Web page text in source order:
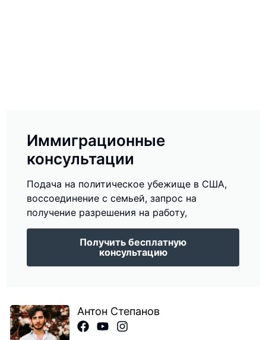
Иммиграционные
консультации
Подача на политическое убежище в США,
воссоединение с семьей, запрос на
получение разрешения на работу,
Получить бесплатную
консультацию
Антон Степанов